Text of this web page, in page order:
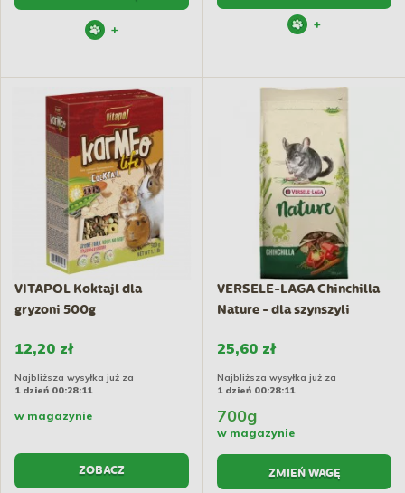
+ +
VITAPOL Koktajl dla
gryzoni 500g
12,20 zł
Najbliższa wysyłka już za
1 dzień 00:28:10
w magazynie
ZOBACZ
VERSELE-LAGA Chinchilla
Nature - dla szynszyli
25,60 zł
Najbliższa wysyłka już za
1 dzień 00:28:10
700g
w magazynie
ZMIEŃ WAGĘ